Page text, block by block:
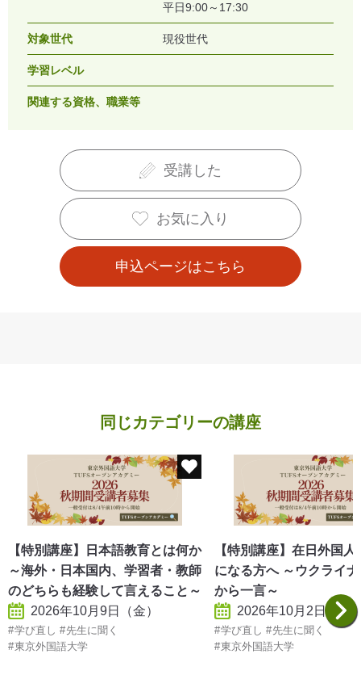
平日9:00～17:30
対象世代 現役世代
学習レベル
関連する資格、職業等
受講した
お気に入り
申込ページはこちら
同じカテゴリーの講座
【特別講座】日本語教育とは何か
～海外・日本国内、学習者・教師
のどちらも経験して言えること～
2026年10月9日（金）
学び直し
先生に聞く
東京外国語大学
【特別講座】在日外国
になる方へ ～ウクライ
から一言～
2026年10月2日（金
学び直し
先生に聞く
東京外国語大学